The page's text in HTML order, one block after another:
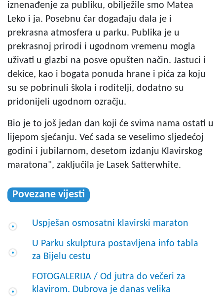
iznenađenje za publiku, obilježile smo Matea
Leko i ja. Posebnu čar događaju dala je i
prekrasna atmosfera u parku. Publika je u
prekrasnoj prirodi i ugodnom vremenu mogla
uživati u glazbi na posve opušten način. Jastuci i
dekice, kao i bogata ponuda hrane i pića za koju
su se pobrinuli škola i roditelji, dodatno su
pridonijeli ugodnom ozračju.
Bio je to još jedan dan koji će svima nama ostati u
lijepom sjećanju. Već sada se veselimo sljedećoj
godini i jubilarnom, desetom izdanju Klavirskog
maratona", zaključila je Lasek Satterwhite.
Povezane vijesti
Uspješan osmosatni klavirski maraton
U Parku skulptura postavljena info tabla
za Bijelu cestu
FOTOGALERIJA / Od jutra do večeri za
klavirom. Dubrova je danas velika